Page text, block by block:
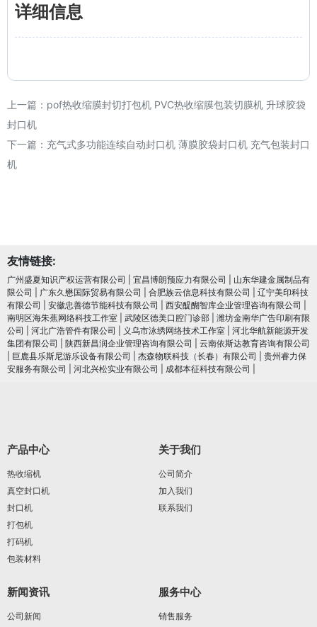
详细信息
上一篇： pof热收缩膜封切打包机 PVC热收缩膜包装切膜机 升球胶袋
封口机
下一篇： 充气式多功能连续自动封口机 薄膜胶袋封口机 充气包装封口
机
友情链接:
广州盛夏知识产权运营有限公司 宜昌博朗预应力有限公司
山东华建金属制品有
限公司
广东久懋国际贸易有限公司 合肥族云信息科技有限公司
辽宁美印科技
有限公司
安徽忠善德节能科技有限公司 西安醍醐智库企业管理咨询有限公司
南明区海朱蕉网络科技工作室
武陵区德美口腔门诊部
潍坊金南华广告印刷有限
公司
河北广浩管件有限公司 义乌市泳绣网络技术工作室
河北华航新能源开发
集团有限公司
陕西新昌润企业管理咨询有限公司
云南依斯达教育咨询有限公司
巨鹿县乐斯尼游乐设备有限公司 杰森物联科技（长春）有限公司
贵州睿力保
安服务有限公司
河北兴松实业有限公司 成都本征科技有限公司
产品中心
热收缩机
真空封口机
封口机
打包机
打码机
包装材料
关于我们
公司简介
加入我们
联系我们
新闻资讯
公司新闻
服务中心
销售服务